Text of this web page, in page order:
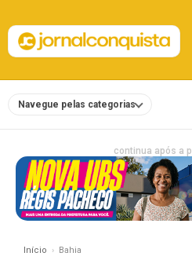
Navegue pelas categorias
continua após a
Início Bahia